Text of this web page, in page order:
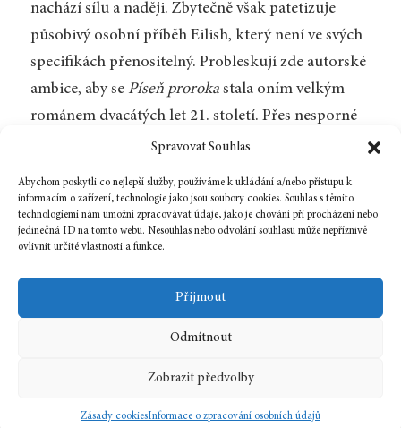
Spravovat Souhlas
Abychom poskytli co nejlepší služby, používáme k ukládání a/nebo přístupu k
informacím o zařízení, technologie jako jsou soubory cookies. Souhlas s těmito
technologiemi nám umožní zpracovávat údaje, jako je chování při procházení nebo
jedinečná ID na tomto webu. Nesouhlas nebo odvolání souhlasu může nepříznivě
ovlivnit určité vlastnosti a funkce.
Přijmout
Odmítnout
Zobrazit předvolby
Zásady cookiesInformace o zpracování osobních údajů
nachází sílu a naději. Zbytečně však patetizuje
působivý osobní příběh Eilish, který není ve svých
specifikách přenositelný. Probleskují zde autorské
ambice, aby se Píseň prorokastala oním velkým
románem dvacátých let 21. století. Přes nesporné
kvality knihy, které jí zajistily Bookerovu cenu,
však dobrý důvod s nadějí čekat na další Lynchovy
romány, které snad budou přeloženy do češtiny.